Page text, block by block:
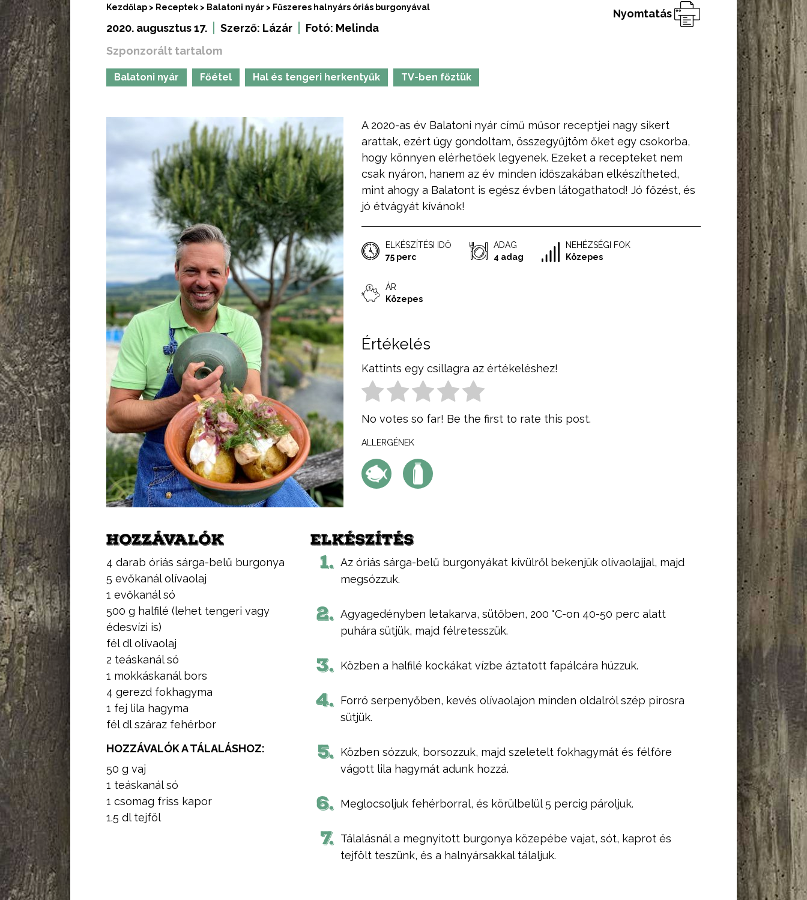
Kezdőlap > Receptek > Balatoni nyár > Fűszeres halnyárs óriás burgonyával
2020. augusztus 17. Szerző: Lázár Fotó: Melinda
Szponzorált tartalom
Balatoni nyár Főétel Hal és tengeri herkentyűk TV-ben főztük
Nyomtatás
A 2020-as év Balatoni nyár című műsor receptjei nagy sikert
arattak, ezért úgy gondoltam, összegyűjtöm őket egy csokorba,
hogy könnyen elérhetőek legyenek. Ezeket a recepteket nem
csak nyáron, hanem az év minden időszakában elkészítheted,
mint ahogy a Balatont is egész évben látogathatod! Jó főzést, és
jó étvágyát kívánok!
ELKÉSZÍTÉSI IDŐ
75 perc
ADAG
4 adag
NEHÉZSÉGI FOK
Közepes
ÁR
Közepes
Értékelés
Kattints egy csillagra az értékeléshez!
No votes so far! Be the first to rate this post.
ALLERGÉNEK
HOZZÁVALÓK
4 darab óriás sárga-belű burgonya
5 evőkanál olívaolaj
1 evőkanál só
500 g halfilé (lehet tengeri vagy
édesvízi is)
fél dl olívaolaj
2 teáskanál só
1 mokkáskanál bors
4 gerezd fokhagyma
1 fej lila hagyma
fél dl száraz fehérbor
HOZZÁVALÓK A TÁLALÁSHOZ:
50 g vaj
1 teáskanál só
1 csomag friss kapor
1.5 dl tejföl
ELKÉSZÍTÉS
1. Az óriás sárga-belű burgonyákat kívülről bekenjük olívaolajjal, majd
megsózzuk.
2. Agyagedényben letakarva, sütőben, 200 °C-on 40-50 perc alatt
puhára sütjük, majd félretesszük.
3. Közben a halfilé kockákat vízbe áztatott fapálcára húzzuk.
4. Forró serpenyőben, kevés olívaolajon minden oldalról szép pirosra
sütjük.
5. Közben sózzuk, borsozzuk, majd szeletelt fokhagymát és félfőre
vágott lila hagymát adunk hozzá.
6. Meglocsoljuk fehérborral, és körülbelül 5 percig pároljuk.
7. Tálalásnál a megnyitott burgonya közepébe vajat, sót, kaprot és
tejfölt teszünk, és a halnyársakkal tálaljuk.